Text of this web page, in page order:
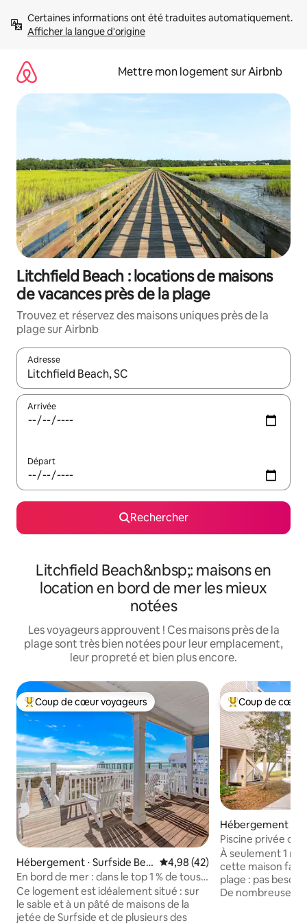
directement
Afficher la langue d'origine
Mettre mon logement sur Airbnb
Litchfield Beach : locations de maisons
de vacances près de la plage
Trouvez et réservez des maisons uniques près de la
plage sur Airbnb
Adresse
Lorsque les résultats s'affichent, utilisez les flèches vers le
Arrivée
Départ
Rechercher
Litchfield Beach&nbsp;: maisons en
location en bord de mer les mieux
notées
Les voyageurs approuvent ! Ces maisons près de la
plage sont très bien notées pour leur emplacement,
leur propreté et bien plus encore.
Coups de cœur voyageurs les plus appréciés
Coup de cœur voyageurs
Hébergement ⋅ Surfside Bea
ch
Évaluation moyenne sur la
4,98 (42)
En bord de mer : dans le top 1 % de tous
les logements Airbnb
Ce logement est idéalement situé : sur
le sable et à un pâté de maisons de la
jetée de Surfside et de plusieurs des
Coups de cœur
Coup de cœur
Hébergement ⋅
Piscine privée
1 min à pied de la
À seulement 1
cette maison
plage : pas
De nombreuses